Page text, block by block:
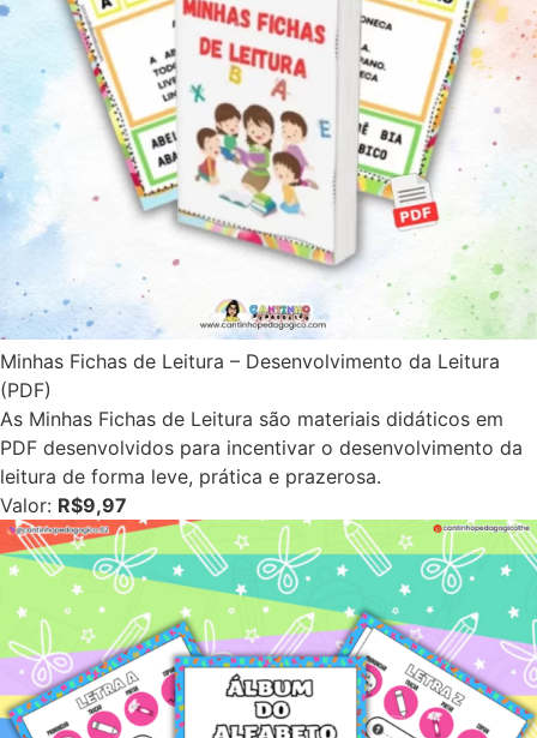
Minhas Fichas de Leitura – Desenvolvimento da Leitura
(PDF)
As Minhas Fichas de Leitura são materiais didáticos em
PDF desenvolvidos para incentivar o desenvolvimento da
leitura de forma leve, prática e prazerosa.
Valor: R$9,97